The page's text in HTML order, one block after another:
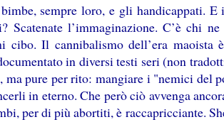
sempre loro, e gli handicappati.
Scatenate l’immaginazione. C’è chi
cibo. Il cannibalismo dell’era maoista
in diversi testi seri (non
ma pure per rito: mangiare i "nemici del
in eterno. Che però ciò avvenga
per di più abortiti, è raccapricciante.